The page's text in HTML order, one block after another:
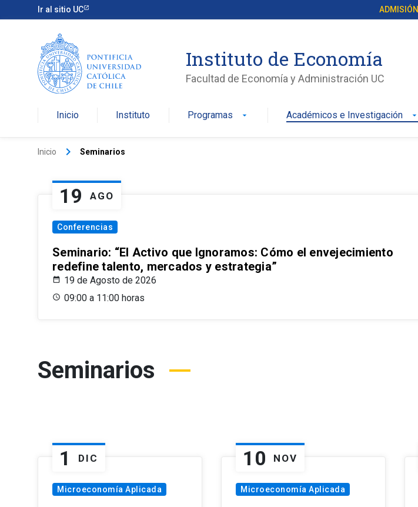
Ir al sitio UC ADMISIÓN
Instituto de Economía
Facultad de Economía y Administración UC
Inicio Instituto Programas arrow_drop_down Académicos e Investigación arrow_drop_down
Inicio keyboard_arrow_right Seminarios
19 AGO
Conferencias
Seminario: “El Activo que Ignoramos: Cómo el envejecimiento
redefine talento, mercados y estrategia”
19 de Agosto de 2026
09:00 a 11:00 horas
Seminarios
1 DIC
Microeconomía Aplicada
10 NOV
Microeconomía Aplicada